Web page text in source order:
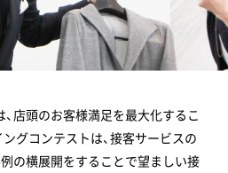
店頭のお客様満足を最大化するこ
グコンテストは、接客サービスの
の横展開をすることで望ましい接